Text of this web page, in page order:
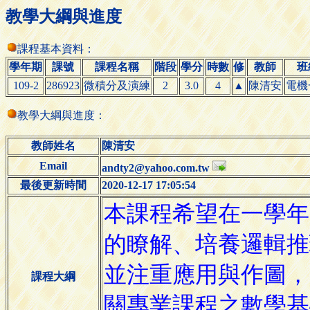
教學大綱與進度
課程基本資料：
學年期
課號 課程名稱 階段 學分 時數 修 教師
班
109-2
286923 微積分及演練 2 3.0 4 ▲ 陳清安 電
教學大綱與進度：
教師姓名
陳清安
Email
andty2@yahoo.com.tw
最後更新時間
2020-12-17 17:05:54
課程大綱